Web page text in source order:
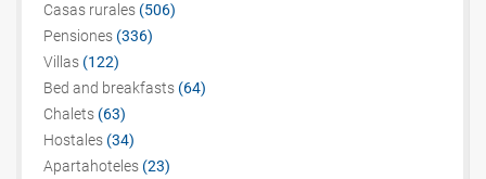
Casas rurales (506)
Pensiones (336)
Villas (122)
Bed and breakfasts (64)
Chalets (63)
Hostales (34)
Apartahoteles (23)